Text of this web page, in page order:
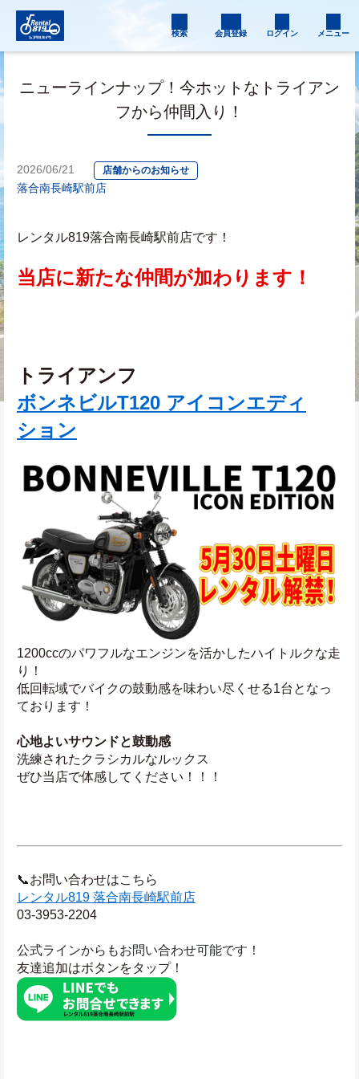
検索 会員登録 ログイン メニュー
ニューラインナップ！今ホットなトライアン
フから仲間入り！
2026/06/21 店舗からのお知らせ
落合南長崎駅前店
レンタル819落合南長崎駅前店です！
当店に新たな仲間が加わります！
トライアンフ
ボンネビルT120 アイコンエディ
ション
1200ccのパワフルなエンジンを活かしたハイトルクな走
り！
低回転域でバイクの鼓動感を味わい尽くせる1台となっ
ております！
心地よいサウンドと鼓動感
洗練されたクラシカルなルックス
ぜひ当店で体感してください！！！
📞お問い合わせはこちら
レンタル819 落合南長崎駅前店
03-3953-2204
公式ラインからもお問い合わせ可能です！
友達追加はボタンをタップ！